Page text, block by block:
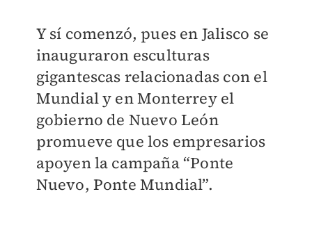
Y sí comenzó, pues en Jalisco se
inauguraron esculturas
gigantescas relacionadas con el
Mundial y en Monterrey el
gobierno de Nuevo León
promueve que los empresarios
apoyen la campaña “Ponte
Nuevo, Ponte Mundial”.